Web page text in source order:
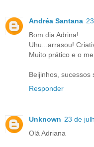
Andréa Santana
Bom dia Adrina!
Uhu...arrasou!
Muito prático e o
Beijinhos, sucessos
Responder
Unknown 23 de
Olá Adriana